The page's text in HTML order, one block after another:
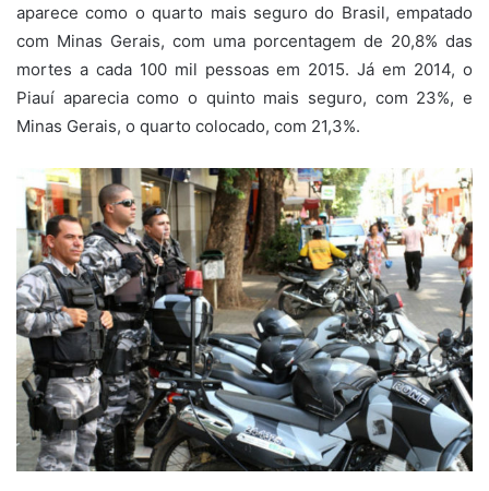
aparece como o quarto mais seguro do Brasil, empatado
com Minas Gerais, com uma porcentagem de 20,8% das
mortes a cada 100 mil pessoas em 2015. Já em 2014, o
Piauí aparecia como o quinto mais seguro, com 23%, e
Minas Gerais, o quarto colocado, com 21,3%.